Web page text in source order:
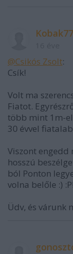
Kobak77
@Csikós Zsolt:
Csík!
Volt ma
Fiatot.
több mint 1m-
30 évvel
Viszont engedd
hosszú
ból Ponton
volna belőle :) :P!
Üdv, és várunk